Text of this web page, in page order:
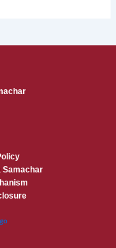
Samachar